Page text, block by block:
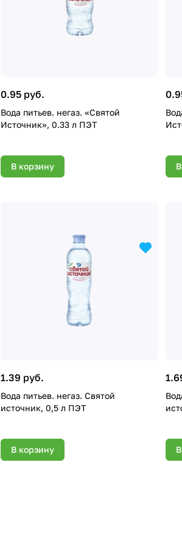
0.95 руб.
Вода питьев. негаз. «Святой
Источник», 0.33 л ПЭТ
В корзину
1.39 руб.
Вода питьев. негаз. Святой
источник, 0,5 л ПЭТ
В корзину
Вода питьев. газир.